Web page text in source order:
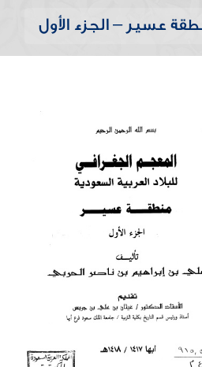
عسير – الجزء الأول